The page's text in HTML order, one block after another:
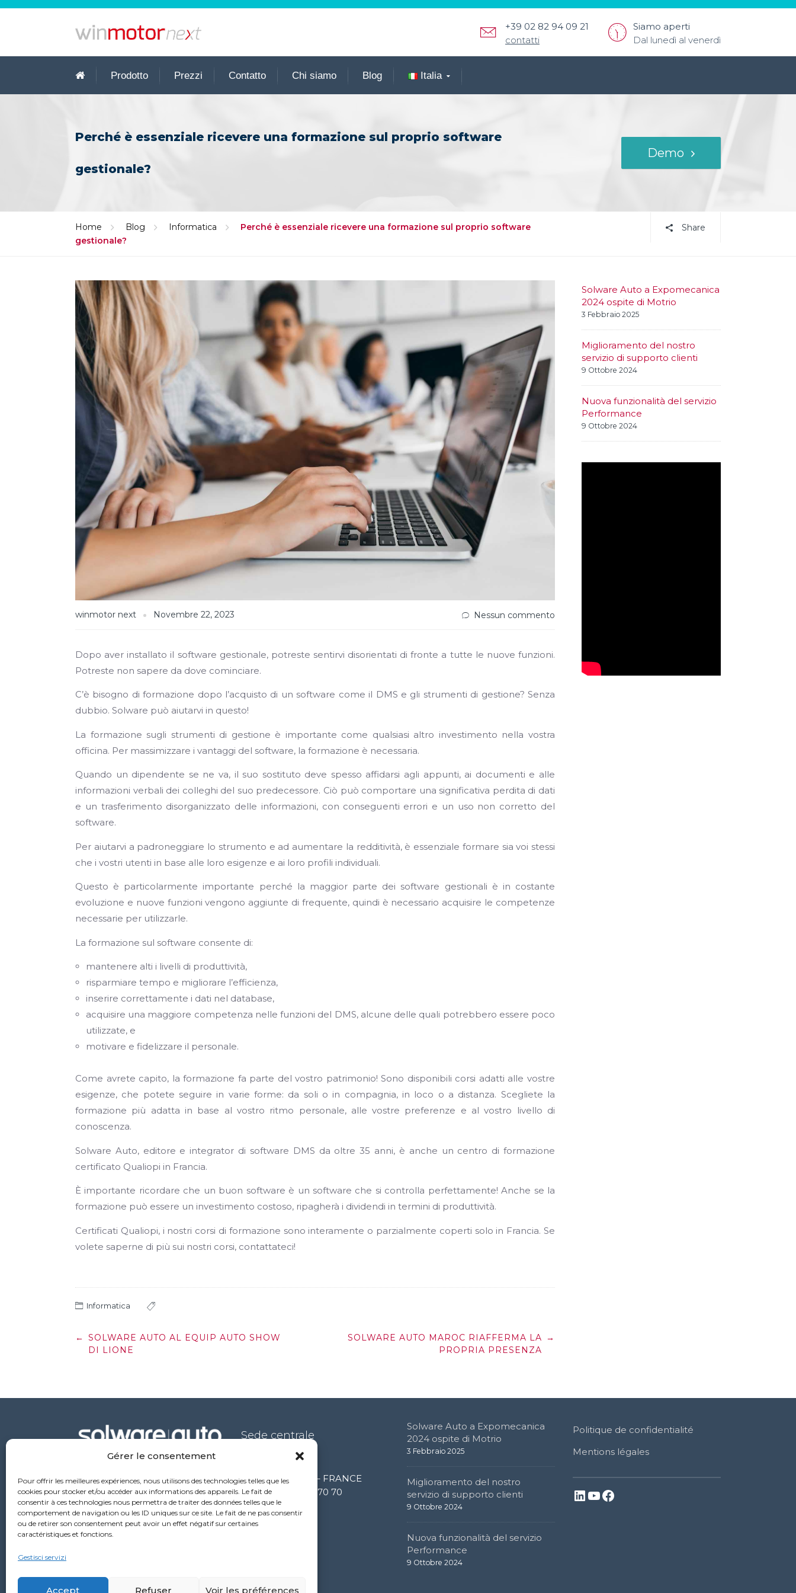
Gérer le consentement
Pour offrir les meilleures expériences, nous utilisons des technologies telles que les
cookies pour stocker et/ou accéder aux informations des appareils. Le fait de
consentir à ces technologies nous permettra de traiter des données telles que le
comportement de navigation ou les ID uniques sur ce site. Le fait de ne pas consentir
ou de retirer son consentement peut avoir un effet négatif sur certaines
caractéristiques et fonctions.
Gestisci servizi
Accept Refuser Voir les préférences
Siamo aperti
Dal lunedì al venerdì
+39 02 82 94 09 21
contatti
Prodotto Prezzi Contatto Chi siamo Blog Italia
Perché è essenziale ricevere una formazione sul proprio software
gestionale?
Demo
Home Blog Informatica
Perché è essenziale ricevere una formazione sul proprio software
gestionale?
Share
winmotor next Novembre 22, 2023 Nessun commento
Dopo aver installato il software gestionale, potreste sentirvi disorientati di fronte a tutte le nuove funzioni.
Potreste non sapere da dove cominciare.
C’è bisogno di formazione dopo l’acquisto di un software come il DMS e gli strumenti di gestione? Senza
dubbio. Solware può aiutarvi in questo!
La formazione sugli strumenti di gestione è importante come qualsiasi altro investimento nella vostra
officina. Per massimizzare i vantaggi del software, la formazione è necessaria.
Quando un dipendente se ne va, il suo sostituto deve spesso affidarsi agli appunti, ai documenti e alle
informazioni verbali dei colleghi del suo predecessore. Ciò può comportare una significativa perdita di dati
e un trasferimento disorganizzato delle informazioni, con conseguenti errori e un uso non corretto del
software.
Per aiutarvi a padroneggiare lo strumento e ad aumentare la redditività, è essenziale formare sia voi stessi
che i vostri utenti in base alle loro esigenze e ai loro profili individuali.
Questo è particolarmente importante perché la maggior parte dei software gestionali è in costante
evoluzione e nuove funzioni vengono aggiunte di frequente, quindi è necessario acquisire le competenze
necessarie per utilizzarle.
La formazione sul software consente di:
mantenere alti i livelli di produttività,
risparmiare tempo e migliorare l’efficienza,
inserire correttamente i dati nel database,
acquisire una maggiore competenza nelle funzioni del DMS, alcune delle quali potrebbero essere poco
utilizzate, e
motivare e fidelizzare il personale.
Come avrete capito, la formazione fa parte del vostro patrimonio! Sono disponibili corsi adatti alle vostre
esigenze, che potete seguire in varie forme: da soli o in compagnia, in loco o a distanza. Scegliete la
formazione più adatta in base al vostro ritmo personale, alle vostre preferenze e al vostro livello di
conoscenza.
Solware Auto, editore e integrator di software DMS da oltre 35 anni, è anche un centro di formazione
certificato Qualiopi in Francia.
È importante ricordare che un buon software è un software che si controlla perfettamente! Anche se la
formazione può essere un investimento costoso, ripagherà i dividendi in termini di produttività.
Certificati Qualiopi, i nostri corsi di formazione sono interamente o parzialmente coperti solo in Francia. Se
volete saperne di più sui nostri corsi, contattateci!
Informatica
Post
navigation
← SOLWARE AUTO AL EQUIP AUTO SHOW
DI LIONE
SOLWARE AUTO MAROC RIAFFERMA LA
PROPRIA PRESENZA
→
Solware Auto a Expomecanica
2024 ospite di Motrio
3 Febbraio 2025
Miglioramento del nostro
servizio di supporto clienti
9 Ottobre 2024
Nuova funzionalità del servizio
Performance
9 Ottobre 2024
Sede centrale
69760 Limonest – FRANCE
+33 (0) 4 72 52 70 70
Solware Auto a Expomecanica
2024 ospite di Motrio
3 Febbraio 2025
Miglioramento del nostro
servizio di supporto clienti
9 Ottobre 2024
Nuova funzionalità del servizio
Performance
9 Ottobre 2024
Politique de confidentialité
Mentions légales
LinkedIn
YouTube
Facebook